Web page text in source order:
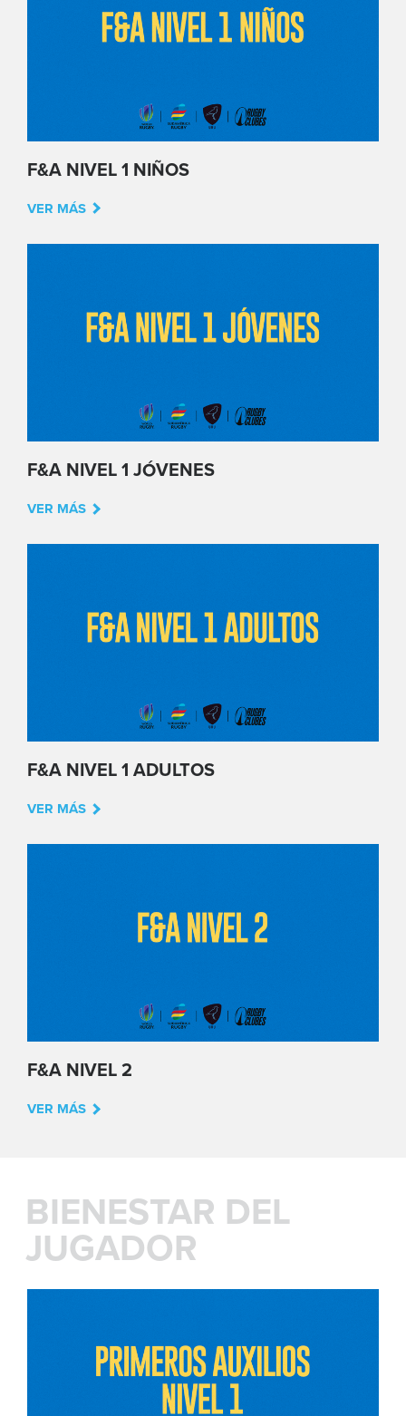
F&A NIVEL 1 NIÑOS
VER MÁS
F&A NIVEL 1 JÓVENES
VER MÁS
F&A NIVEL 1 ADULTOS
VER MÁS
F&A NIVEL 2
VER MÁS
BIENESTAR DEL
JUGADOR